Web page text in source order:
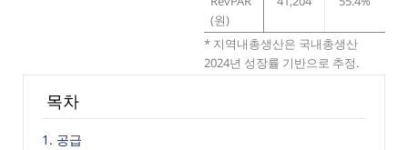
(원)
* 지역내총생산은 국내총생산
2024년 성장률 기반으로 추정.
목차
1. 공급